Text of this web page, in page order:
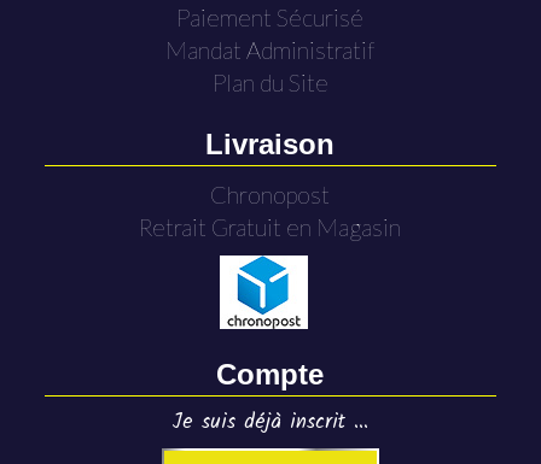
Paiement Sécurisé
Mandat Administratif
Plan du Site
Livraison
Chronopost
Retrait Gratuit en Magasin
Compte
Je suis déjà inscrit ...